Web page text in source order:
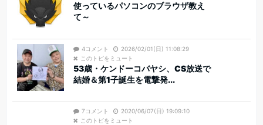
使っているパソコンのブラウザ教え
て～
4コメント
2026/02/01(日) 11:08:29
このトピをミュート
53歳・ケンドーコバヤシ、CS放送で
結婚＆第1子誕生を電撃発...
7コメント
2020/06/07(日) 19:09:10
このトピをミュート